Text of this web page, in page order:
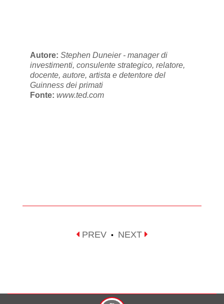
Autore: Stephen Duneier - manager di
investimenti, consulente strategico, relatore,
docente, autore, artista e detentore del
Guinness dei primati
Fonte: www.ted.com
PREV • NEXT